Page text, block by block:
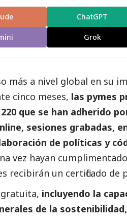
ChatGPT
Grok
más a nivel global en su
cinco meses, las pymes
que se han adherido
sesiones grabadas,
de políticas y
vez hayan
recibirán un certificado
incluyendo la
de la sostenibilidad,